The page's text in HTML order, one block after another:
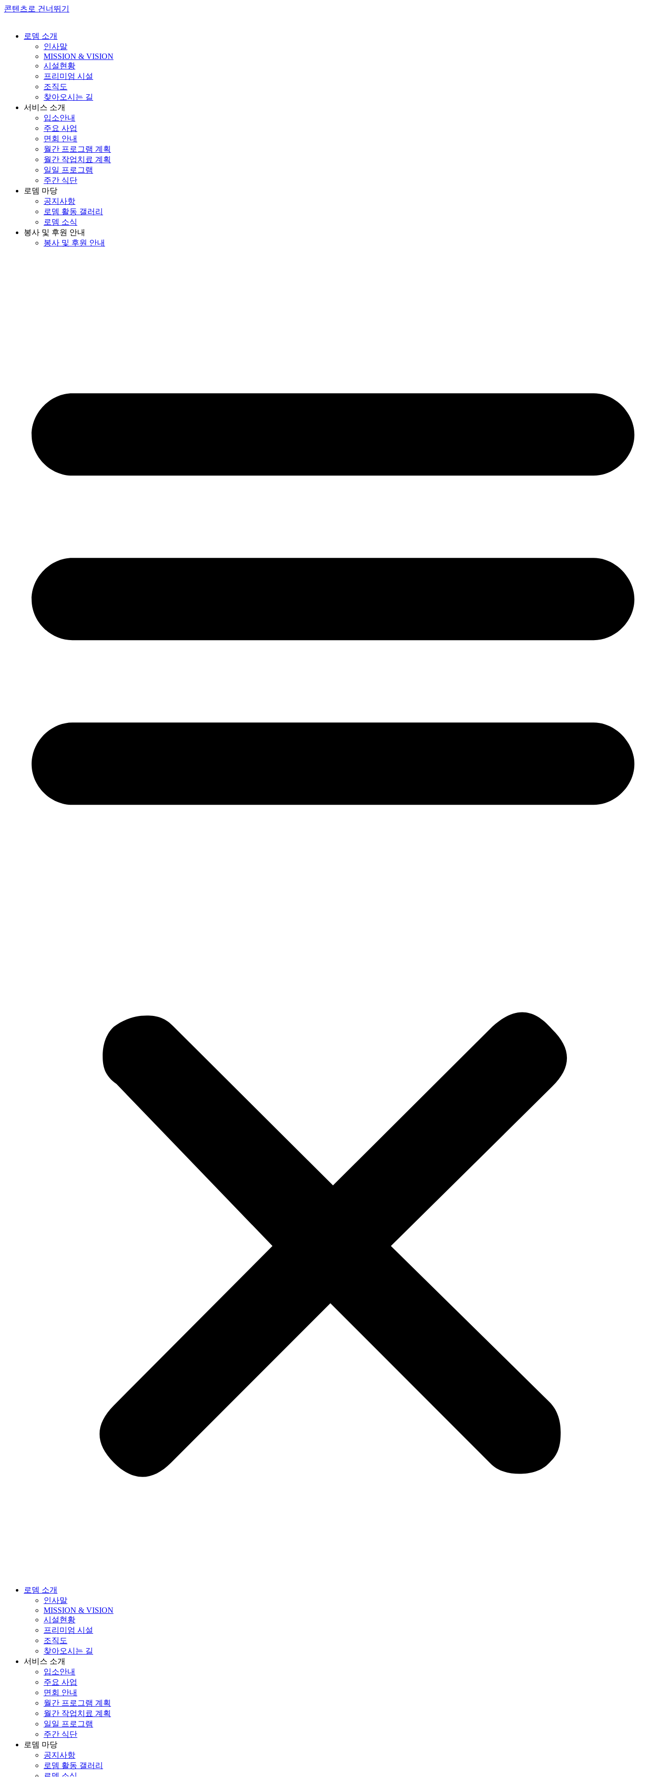
콘텐츠로 건너뛰기
로뎀 소개
인사말
MISSION & VISION
시설현황
프리미엄 시설
조직도
찾아오시는 길
서비스 소개
입소안내
주요 사업
면회 안내
월간 프로그램 계획
월간 작업치료 계획
일일 프로그램
주간 식단
로뎀 마당
공지사항
로뎀 활동 갤러리
로뎀 소식
봉사 및 후원 안내
봉사 및 후원 안내
로뎀 소개
인사말
MISSION & VISION
시설현황
프리미엄 시설
조직도
찾아오시는 길
서비스 소개
입소안내
주요 사업
면회 안내
월간 프로그램 계획
월간 작업치료 계획
일일 프로그램
주간 식단
로뎀 마당
공지사항
로뎀 활동 갤러리